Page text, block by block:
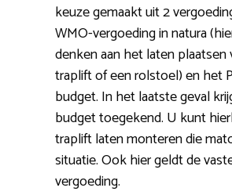
keuze gemaakt uit 2
WMO-vergoeding in natura
denken aan het laten plaatsen
traplift of een rolstoel) en het
budget. In het laatste geval
budget toegekend. U kunt
traplift laten monteren die
situatie. Ook hier geldt de
vergoeding.